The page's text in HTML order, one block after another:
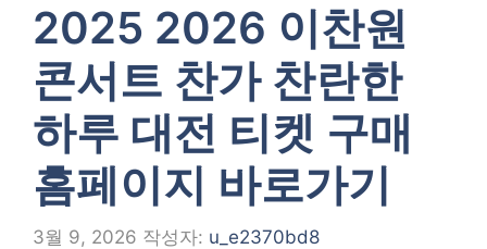
2025 2026 이찬원
콘서트 찬가 찬란한
하루 대전 티켓 구매
홈페이지 바로가기
3월 9, 2026 작성자: u_e2370bd8